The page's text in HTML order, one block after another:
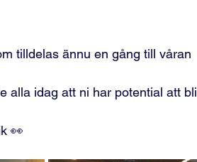
tilldelas ännu en gång till våran
alla idag att ni har potential att bli
👀